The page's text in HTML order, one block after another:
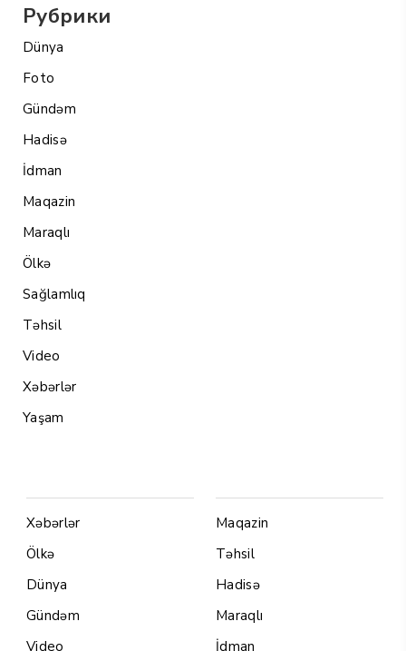
Рубрики
Dünya
Foto
Gündəm
Hadisə
İdman
Maqazin
Maraqlı
Ölkə
Sağlamlıq
Təhsil
Video
Xəbərlər
Yaşam
Xəbərlər
Ölkə
Dünya
Gündəm
Video
Maqazin
Təhsil
Hadisə
Maraqlı
İdman